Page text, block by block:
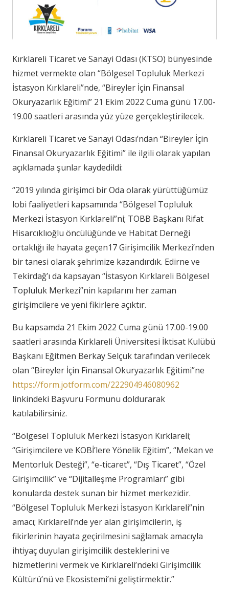
Kırklareli Ticaret ve Sanayi Odası (KTSO) bünyesinde
hizmet vermekte olan “Bölgesel Topluluk Merkezi
İstasyon Kırklareli”nde, “Bireyler İçin Finansal
Okuryazarlık Eğitimi” 21 Ekim 2022 Cuma günü 17.00-
19.00 saatleri arasında yüz yüze gerçekleştirilecek.
Kırklareli Ticaret ve Sanayi Odası’ndan “Bireyler İçin
Finansal Okuryazarlık Eğitimi” ile ilgili olarak yapılan
açıklamada şunlar kaydedildi:
“2019 yılında girişimci bir Oda olarak yürüttüğümüz
lobi faaliyetleri kapsamında “Bölgesel Topluluk
Merkezi İstasyon Kırklareli”ni; TOBB Başkanı Rifat
Hisarcıklıoğlu öncülüğünde ve Habitat Derneği
ortaklığı ile hayata geçen17 Girişimcilik Merkezi’nden
bir tanesi olarak şehrimize kazandırdık. Edirne ve
Tekirdağ’ı da kapsayan “İstasyon Kırklareli Bölgesel
Topluluk Merkezi”nin kapılarını her zaman
girişimcilere ve yeni fikirlere açıktır.
Bu kapsamda 21 Ekim 2022 Cuma günü 17.00-19.00
saatleri arasında Kırklareli Üniversitesi İktisat Kulübü
Başkanı Eğitmen Berkay Selçuk tarafından verilecek
olan “Bireyler İçin Finansal Okuryazarlık Eğitimi”ne
https://form.jotform.com/222904946080962
linkindeki Başvuru Formunu doldurarak
katılabilirsiniz.
“Bölgesel Topluluk Merkezi İstasyon Kırklareli;
“Girişimcilere ve KOBİ’lere Yönelik Eğitim”, “Mekan ve
Mentorluk Desteği”, “e-ticaret”, “Dış Ticaret”, “Özel
Girişimcilik” ve “Dijitalleşme Programları” gibi
konularda destek sunan bir hizmet merkezidir.
“Bölgesel Topluluk Merkezi İstasyon Kırklareli”nin
amacı; Kırklareli’nde yer alan girişimcilerin, iş
fikirlerinin hayata geçirilmesini sağlamak amacıyla
ihtiyaç duyulan girişimcilik desteklerini ve
hizmetlerini vermek ve Kırklareli’ndeki Girişimcilik
Kültürü’nü ve Ekosistemi’ni geliştirmektir.”